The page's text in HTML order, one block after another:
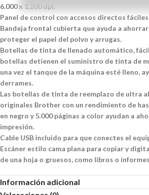
6.000 x 1.200 dpi.
Panel de control con accesos directos fáciles
Bandeja frontal cubierta que ayuda a ahorrar
proteger el papel del polvo y arrugas.
Botellas de tinta de llenado automático,
botellas detienen el suministro de tinta de
una vez el tanque de la máquina esté lleno,
derrames.
Las botellas de tinta de reemplazo de ultra
originales Brother con un rendimiento de
en negro y 5.000 páginas a color ayudan a
impresión.
Cable USB incluido para que conectes el
Escáner estilo cama plana para copiar y
de una hoja o gruesos, como libros o
Información adicional